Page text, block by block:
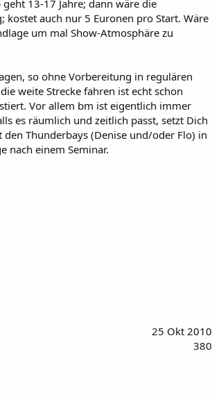
13-17 Jahre; dann wäre die
kostet auch nur 5 Euronen pro Start. Wäre
um mal Show-Atmosphäre zu
so ohne Vorbereitung in regulären
weite Strecke fahren ist echt schon
Vor allem bm ist eigentlich immer
es räumlich und zeitlich passt, setzt Dich
Thunderbays (Denise und/oder Flo) in
nach einem Seminar.
25 Okt 2010
380